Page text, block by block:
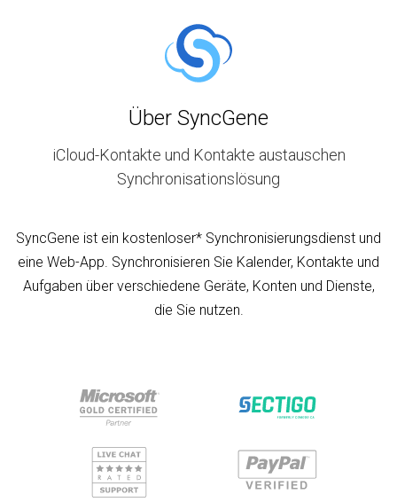
Über SyncGene
iCloud-Kontakte und Kontakte austauschen
Synchronisationslösung
SyncGene ist ein kostenloser* Synchronisierungsdienst und
eine Web-App. Synchronisieren Sie Kalender, Kontakte und
Aufgaben über verschiedene Geräte, Konten und Dienste,
die Sie nutzen.